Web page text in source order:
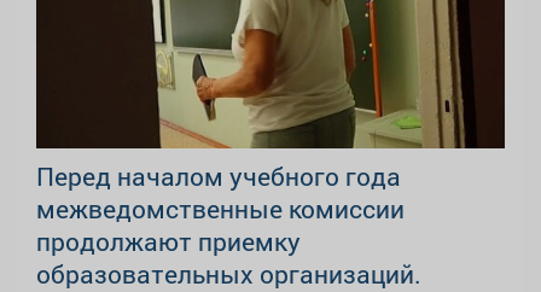
Перед началом учебного года
межведомственные комиссии
продолжают приемку
образовательных организаций.